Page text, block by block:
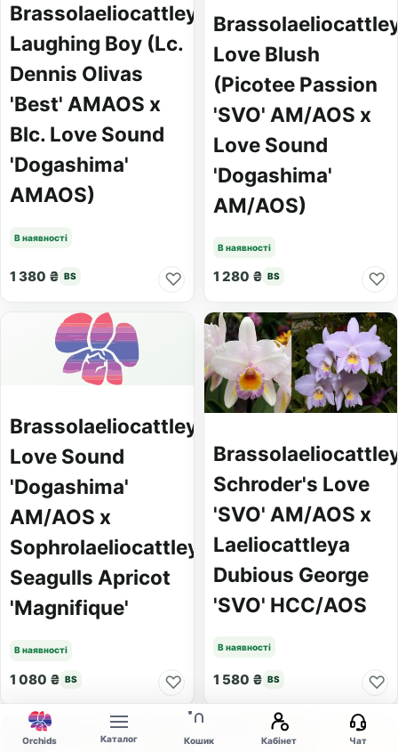
Brassolaeliocattleya
Laughing Boy (Lc.
Dennis Olivas
'Best' AMAOS x
Blc. Love Sound
'Dogashima'
AMAOS)
В наявності
1 380 ₴ BS ♡
Love Blush
(Picotee Passion
'SVO' AM/AOS x
Love Sound
'Dogashima'
AM/AOS)
В наявності
1 280 ₴ BS ♡
Brassolaeliocattleya
Love Sound
'Dogashima'
AM/AOS x
Sophrolaeliocattleya
Seagulls Apricot
'Magnifique'
В наявності
1 080 ₴ BS ♡
Schroder's Love
'SVO' AM/AOS x
Laeliocattleya
Dubious George
'SVO' HCC/AOS
В наявності
1 580 ₴ BS ♡
Orchids Каталог Кошик Кабінет Чат